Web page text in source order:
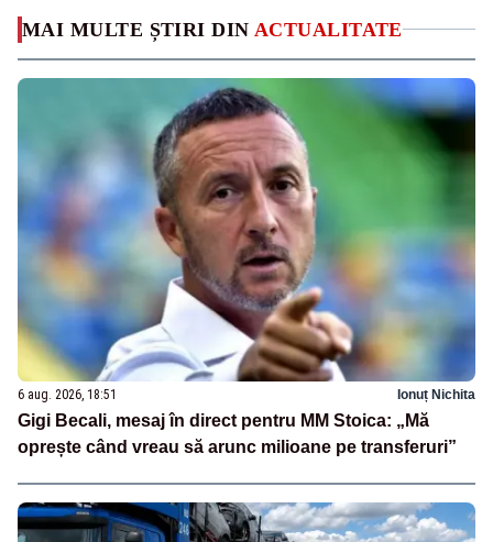
MAI MULTE ȘTIRI DIN ACTUALITATE
6 aug. 2026, 18:51 Ionuț Nichita
Gigi Becali, mesaj în direct pentru MM Stoica: „Mă
oprește când vreau să arunc milioane pe transferuri”